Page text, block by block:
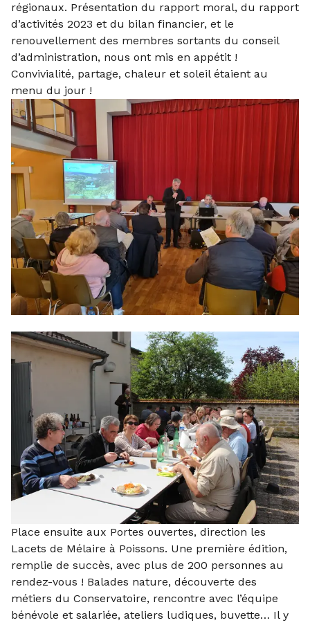
régionaux. Présentation du rapport moral, du rapport
d’activités 2023 et du bilan financier, et le
renouvellement des membres sortants du conseil
d’administration, nous ont mis en appétit !
Convivialité, partage, chaleur et soleil étaient au
menu du jour !
Place ensuite aux Portes ouvertes, direction les
Lacets de Mélaire à Poissons. Une première édition,
remplie de succès, avec plus de 200 personnes au
rendez-vous ! Balades nature, découverte des
métiers du Conservatoire, rencontre avec l’équipe
bénévole et salariée, ateliers ludiques, buvette… Il y